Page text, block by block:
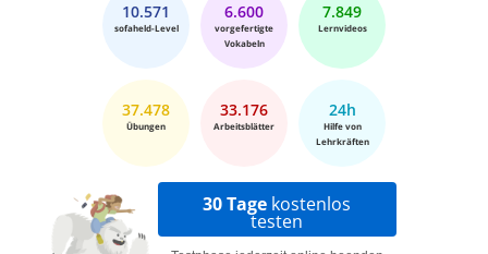
10.571
sofaheld-Level
6.600
vorgefertigte
Vokabeln
7.849
Lernvideos
37.478
Übungen
33.176
Arbeitsblätter
24h
Hilfe von
Lehrkräften
30 Tage kostenlos
testen